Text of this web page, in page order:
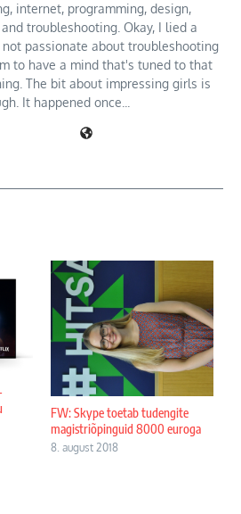
internet, programming, design,
troubleshooting. Okay, I lied a
passionate about troubleshooting
to have a mind that's tuned to that
The bit about impressing girls is
It happened once...
FW: Skype toetab tudengite
magistriõpinguid 8000 euroga
8. august 2018